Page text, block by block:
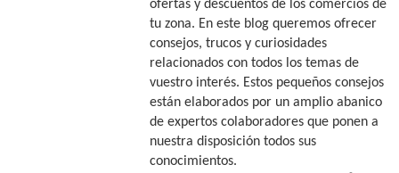
ofertas y descuentos de los comercios de
tu zona. En este blog queremos ofrecer
consejos, trucos y curiosidades
relacionados con todos los temas de
vuestro interés. Estos pequeños consejos
están elaborados por un amplio abanico
de expertos colaboradores que ponen a
nuestra disposición todos sus
conocimientos.